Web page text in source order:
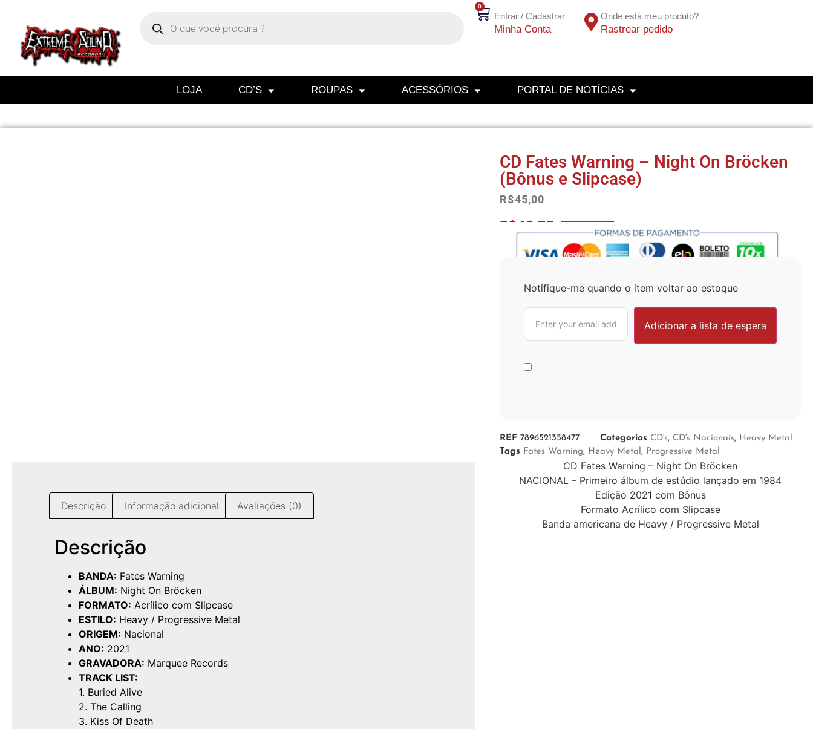
0
Entrar / Cadastrar
Minha Conta
Onde está meu produto?
Rastrear pedido
LOJA CD’S ROUPAS ACESSÓRIOS PORTAL DE NOTÍCIAS
Descrição Informação adicional Avaliações (0)
Descrição
BANDA: Fates Warning
ÁLBUM: Night On Bröcken
FORMATO: Acrílico com Slipcase
ESTILO: Heavy / Progressive Metal
ORIGEM: Nacional
ANO: 2021
GRAVADORA: Marquee Records
TRACK LIST:
1. Buried Alive
2. The Calling
3. Kiss Of Death
CD Fates Warning – Night On Bröcken
(Bônus e Slipcase)
R$45,00
R$ 42,75
Notifique-me quando o item voltar ao estoque
REF7896521358477 Categorias CD's, CD's Nacionais, Heavy Metal
Tags Fates Warning, Heavy Metal , Progressive Metal
CD Fates Warning – Night On Bröcken
NACIONAL – Primeiro álbum de estúdio lançado em 1984
Edição 2021 com Bônus
Formato Acrílico com Slipcase
Banda americana de Heavy / Progressive Metal